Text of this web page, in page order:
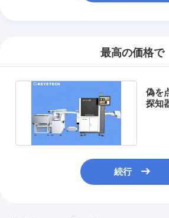
最高の価格で
偽を
探知
続行